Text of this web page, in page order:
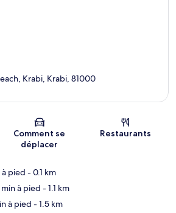
Carte
Krabi, Krabi, 81000
Comment se
déplacer
Restaurants
à pied - 0.1 km
min à pied - 1.1 km
à pied - 1.5 km